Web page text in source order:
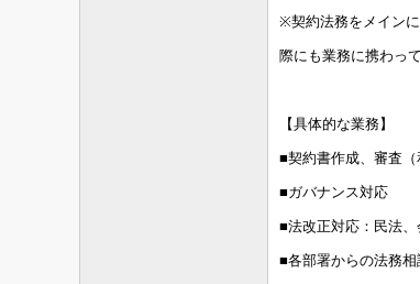
※契約法務をメイン
際にも業務に携わっ
【具体的な業務】
■契約書作成、審査（
■ガバナンス対応
■法改正対応：民法
■各部署からの法務相